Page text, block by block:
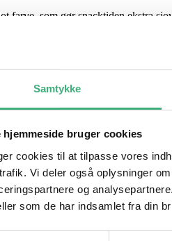
Samtykke
hjemmeside bruger cookies
cookies til at tilpasse vores
Vi deler også oplysninger
og
som de har indsamlet fra din
farve, som gør snacktiden ekstra
og forfriskning.